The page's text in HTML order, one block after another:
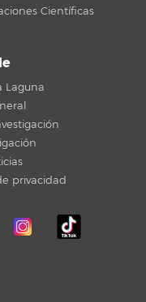
Científicas
Laguna
privacidad